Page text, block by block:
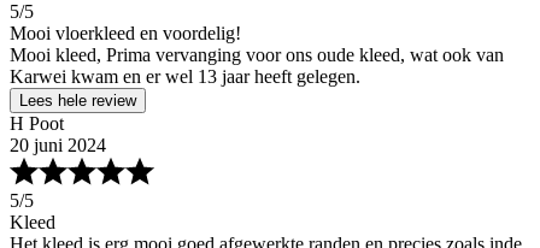
5/5
Mooi vloerkleed en voordelig!
Mooi kleed, Prima vervanging voor ons oude kleed, wat ook van
Karwei kwam en er wel 13 jaar heeft gelegen.
Lees hele review
H Poot
20 juni 2024
5/5
Kleed